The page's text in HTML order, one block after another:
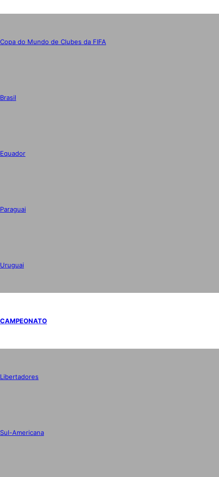
Copa do Mundo de Clubes da FIFA
Brasil
Equador
Paraguai
Uruguai
CAMPEONATO
Libertadores
Sul-Americana